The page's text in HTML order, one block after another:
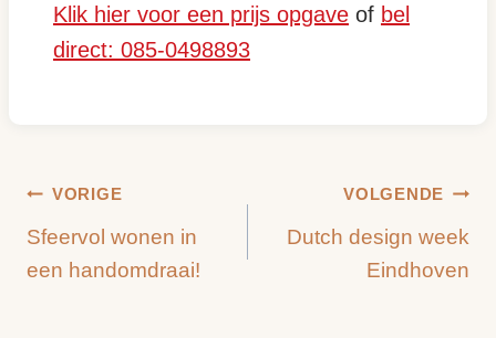
Klik hier voor een prijs opgave of bel
direct: 085-0498893
Bericht
navigatie
VORIGE
Sfeervol wonen in
een handomdraai!
VOLGENDE
Dutch design week
Eindhoven